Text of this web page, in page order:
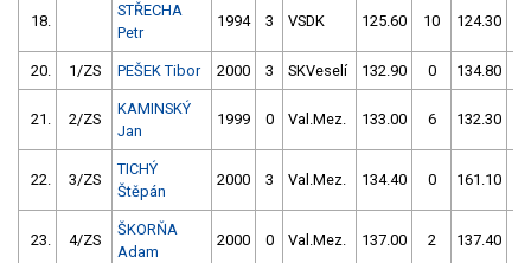
18.
STŘECHA
Petr
1994 3 VSDK 125.60 10 124.30
20. 1/ZS PEŠEK Tibor 2000 3 SKVeselí 132.90 0 134.80
21. 2/ZS
KAMINSKÝ
Jan
1999 0 Val.Mez. 133.00 6 132.30
22. 3/ZS
TICHÝ
Štěpán
2000 3 Val.Mez. 134.40 0 161.10
23. 4/ZS
ŠKORŇA
Adam
2000 0 Val.Mez. 137.00 2 137.40